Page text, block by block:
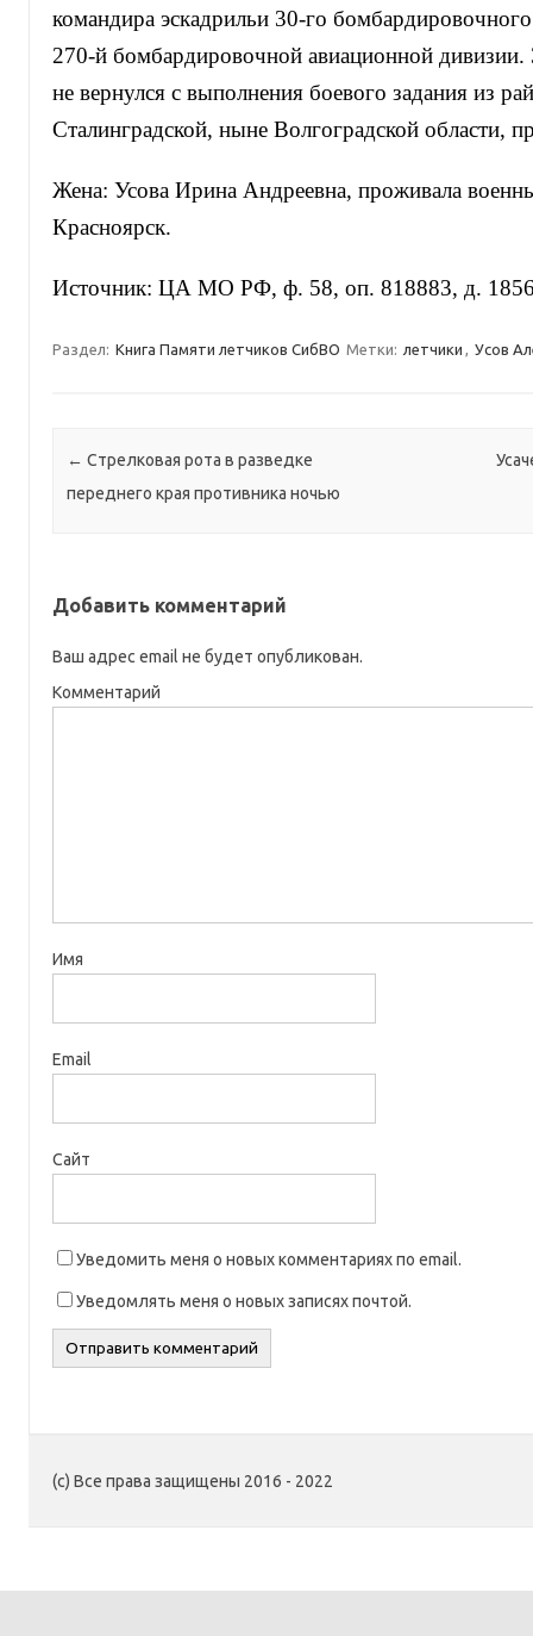
командира эскадрильи 30-го
270-й бомбардировочной авиационной дивизии.
не вернулся с выполнения боевого задания из
Сталинградской, ныне Волгоградской области,
Жена: Усова Ирина Андреевна, проживала
Красноярск.
Источник: ЦА МО РФ, ф. 58, оп. 818883, д.
Раздел: Книга Памяти летчиков СибВО Метки: летчики , Усов
Навигация по записям
← Стрелковая рота в разведке
переднего края противника ночью
Добавить комментарий
Ваш адрес email не будет опубликован.
Комментарий
Имя
Email
Сайт
Уведомить меня о новых комментариях по email.
Уведомлять меня о новых записях почтой.
(c) Все права защищены 2016 - 2022